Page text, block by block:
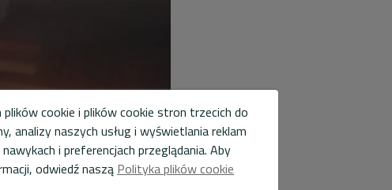
plików cookie i plików cookie stron trzecich do
analizy naszych usług i wyświetlania reklam
i preferencjach przeglądania. Aby
odwiedź naszą Polityka plików cookie